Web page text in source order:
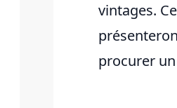
vintages.
procurer